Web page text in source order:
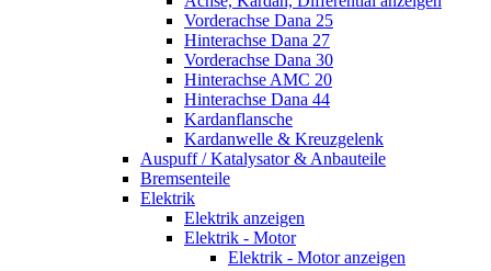
Vorderachse Dana 25
Hinterachse Dana 27
Vorderachse Dana 30
Hinterachse AMC 20
Hinterachse Dana 44
Kardanflansche
Kardanwelle & Kreuzgelenk
Auspuff / Katalysator & Anbauteile
Bremsenteile
Elektrik
Elektrik anzeigen
Elektrik - Motor
Elektrik - Motor anzeigen